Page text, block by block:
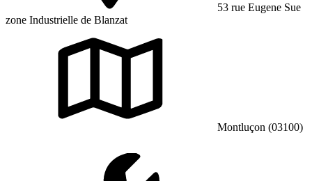
53 rue Eugene Sue
zone Industrielle de Blanzat
Montluçon (03100)